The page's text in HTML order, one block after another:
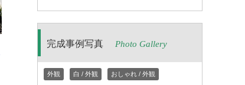
完成事例写真 Photo Gallery
外観 白 / 外観 おしゃれ / 外観